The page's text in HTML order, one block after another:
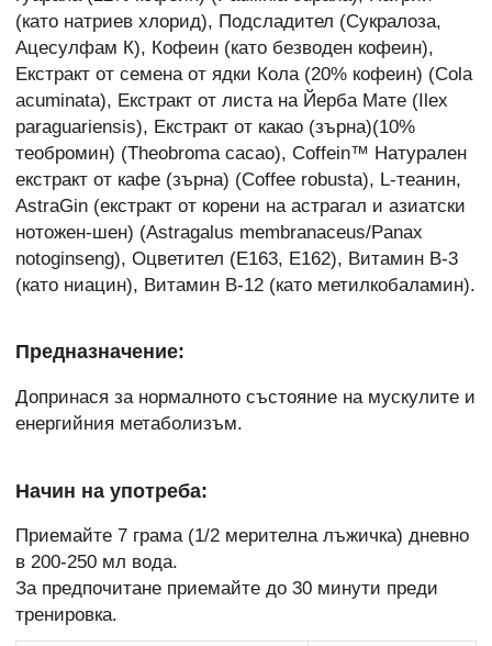
(като натриев хлорид), Подсладител (Сукралоза,
Ацесулфам К), Кофеин (като безводен кофеин),
Екстракт от семена от ядки Кола (20% кофеин) (Cola
acuminata), Екстракт от листа на Йерба Мате (Ilex
paraguariensis), Екстракт от какао (зърна)(10%
теобромин) (Theobroma cacao), Coffein™ Натурален
екстракт от кафе (зърна) (Coffee robusta), L-теанин,
AstraGin (екстракт от корени на астрагал и азиатски
нотожен-шен) (Astragalus membranaceus/Panax
notoginseng), Оцветител (E163, E162), Витамин B-3
(като ниацин), Витамин B-12 (като метилкобаламин).
Предназначение:
Допринася за нормалното състояние на мускулите и
енергийния метаболизъм.
Начин на употреба:
Приемайте 7 грама (1/2 мерителна лъжичка) дневно
в 200-250 мл вода.
За предпочитане приемайте до 30 минути преди
тренировка.